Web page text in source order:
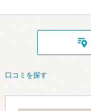
口コミを探す